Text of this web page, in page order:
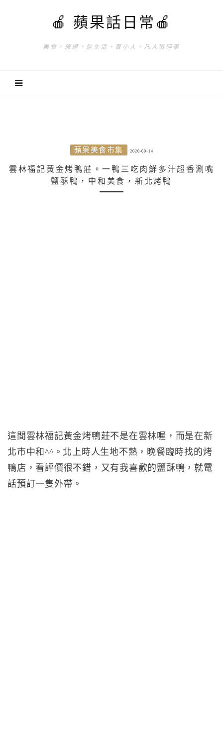
🍎 蘋果話日常🍎
美食。旅遊。過生活。養小人。凡人瑣碎事
蘋果美食市集 2020-09-14
雲林福記黃金烤鴨莊。一鴨三吃肉鮮多汁超香涮嘴
鹽酥鴨，中和美食，新北烤鴨
這間雲林福記黃金烤鴨莊不是在雲林喔，而是在新
北市中和^^。北上時人生地不熟，晚餐臨時找的烤
鴨店，看評價很不錯，又有我喜歡的鹽酥鴨，就電
話預訂一隻外帶。